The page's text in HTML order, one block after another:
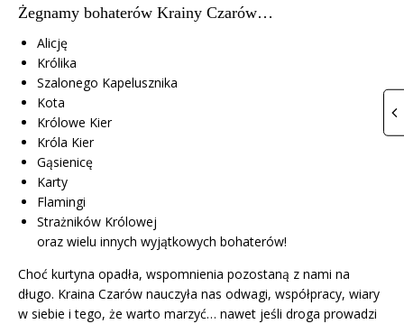
Żegnamy bohaterów Krainy Czarów…
Alicję
Królika
Szalonego Kapelusznika
Kota
Królowe Kier
Króla Kier
Gąsienicę
Karty
Flamingi
Strażników Królowej
oraz wielu innych wyjątkowych bohaterów!
Choć kurtyna opadła, wspomnienia pozostaną z nami na
długo. Kraina Czarów nauczyła nas odwagi, współpracy, wiary
w siebie i tego, że warto marzyć… nawet jeśli droga prowadzi